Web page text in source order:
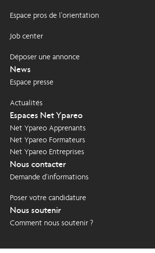
Espace pros de l’orientation
Job center
Déposer une annonce
News
Espace presse
Actualités
Espaces Net Ypareo
Net Ypareo Apprenants
Net Ypareo Formateurs
Net Ypareo Entreprises
Nous contacter
Demande d’informations
Poser votre candidature
Nous soutenir
Comment nous soutenir ?